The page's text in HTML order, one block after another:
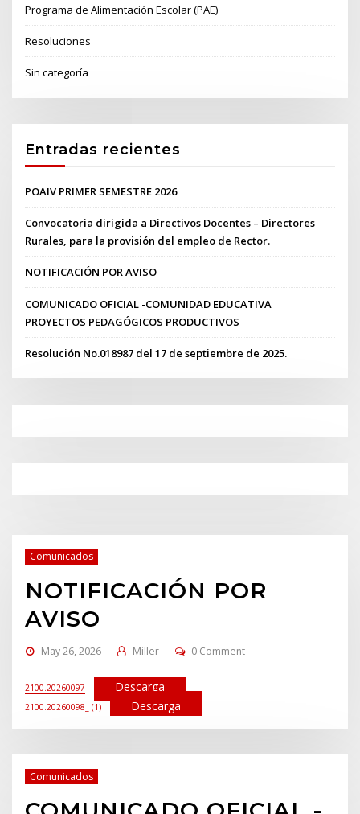
Programa de Alimentación Escolar (PAE)
Resoluciones
Sin categoría
Entradas recientes
POAIV PRIMER SEMESTRE 2026
Convocatoria dirigida a Directivos Docentes – Directores
Rurales, para la provisión del empleo de Rector.
NOTIFICACIÓN POR AVISO
COMUNICADO OFICIAL -COMUNIDAD EDUCATIVA
PROYECTOS PEDAGÓGICOS PRODUCTIVOS
Resolución No.018987 del 17 de septiembre de 2025.
Comunicados
NOTIFICACIÓN POR
AVISO
May 26, 2026 Miller 0 Comment
2100.20260097 Descarga
2100.20260098_ (1) Descarga
Comunicados